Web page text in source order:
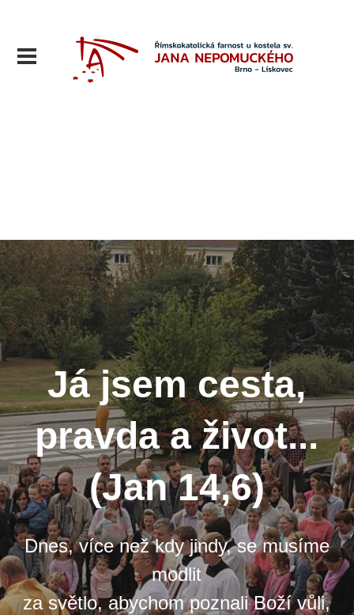
Já jsem cesta,
pravda a život...
(Jan 14,6)
Dnes, více než kdy jindy, se musíme
modlit
za světlo, abychom poznali Boží vůli,